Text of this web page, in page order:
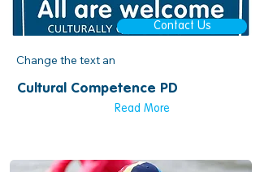
Contact Us
Change the text an
Cultural Competence PD
Read More